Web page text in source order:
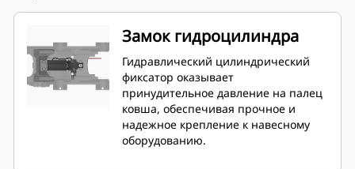
Замок гидроцилиндра
Гидравлический цилиндрический
фиксатор оказывает
принудительное давление на палец
ковша, обеспечивая прочное и
надежное крепление к навесному
оборудованию.